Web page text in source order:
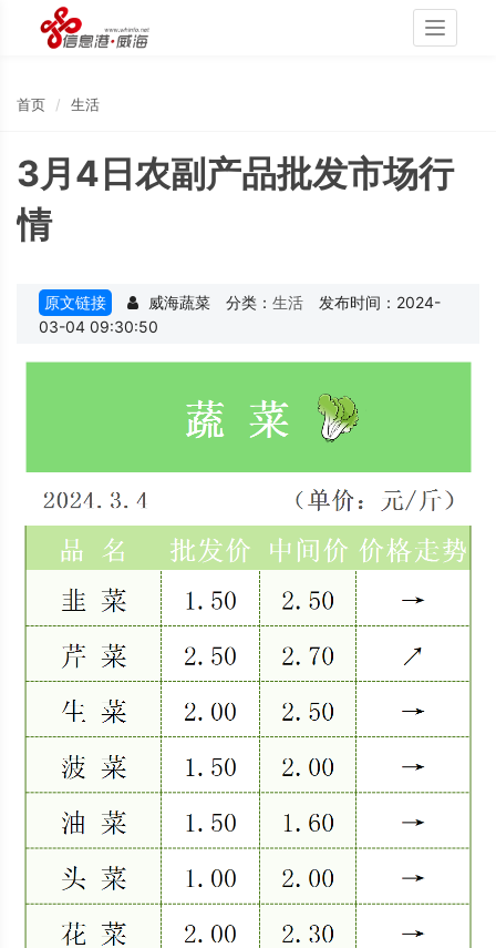
Toggle
首页 生活
3月4日农副产品批发市场行
情
原文链接 威海蔬菜 分类： 生活
发布时间：2024-
03-04 09:30:50